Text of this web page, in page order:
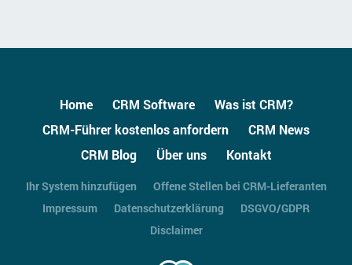
Home CRM Software
Was ist CRM?
CRM-Führer kostenlos anfordern
CRM News
CRM Blog
Über uns Kontakt
Ihr System hinzufügen
Offene Stellen bei CRM-Lieferanten
Impressum
Datenschutzerklärung
DSGVO/GDPR
Disclaimer